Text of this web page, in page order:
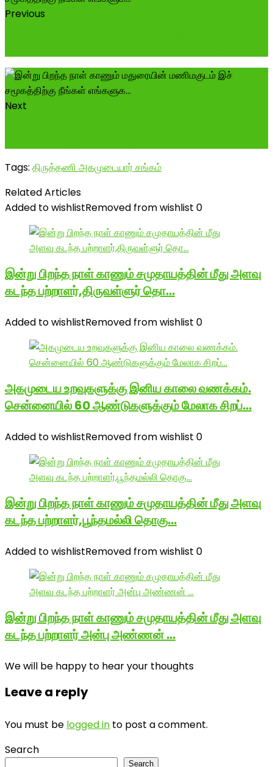
Previous
Next
Tags: திருத்தணி அகமுடையார் சங்கம்
Related Articles
Added to wishlistRemoved from wishlist 0
இன்று பிறந்த நாள் காணும் சமுதாயத்தின் மீது அளவு
கடந்த பற்றாளர்,திருவள்ளுர் தொ…
Added to wishlistRemoved from wishlist 0
அகமுடைய உறவுகளுக்கு இனிய காலை வணக்கம்.
சென்னையில் 60 ஆண்டுகளுக்கும் மேலாக சிறப்…
Added to wishlistRemoved from wishlist 0
இன்று பிறந்த நாள் காணும் சமுதாயத்தின் மீது அளவு
கடந்த பற்றாளர்,பூந்தமல்லி தொகு…
Added to wishlistRemoved from wishlist 0
இன்று பிறந்த நாள் காணும் சமுதாயத்தின் மீது அளவு
கடந்த பற்றாளர் அன்பு அண்ணன் …
We will be happy to hear your thoughts
Leave a reply
You must be logged in to post a comment.
Search
Search